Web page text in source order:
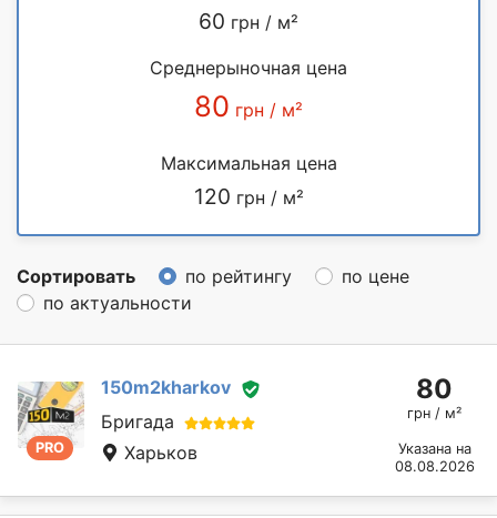
60 грн / м²
Среднерыночная цена
80 грн / м²
Максимальная цена
120 грн / м²
Сортировать по рейтингу
по цене
по актуальности
PRO
150m2kharkov
Бригада
Харьков
80
грн / м²
Указана на
08.08.2026